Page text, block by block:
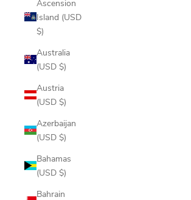
Ascension
Island (USD
$)
Australia
(USD $)
Austria
(USD $)
Azerbaijan
(USD $)
Bahamas
(USD $)
Bahrain